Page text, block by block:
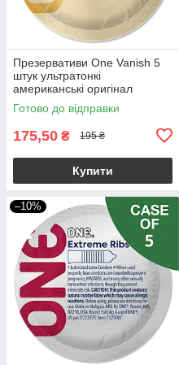
Презервативи One Vanish 5
штук ультратонкі
американські оригінал
Готово до відправки
175,50 ₴ 195 ₴
Купити
–10%